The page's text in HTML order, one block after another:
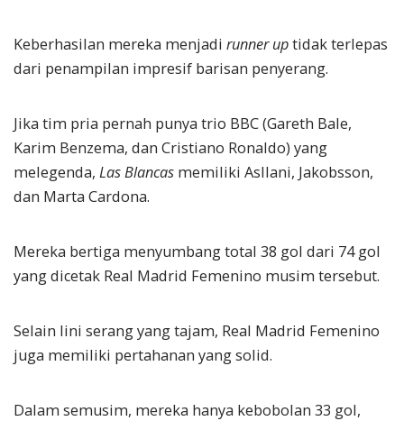
Keberhasilan mereka menjadi runner uptidak terlepas
dari penampilan impresif barisan penyerang.
Jika tim pria pernah punya trio BBC (Gareth Bale,
Karim Benzema, dan Cristiano Ronaldo) yang
melegenda, Las Blancas memiliki Asllani, Jakobsson,
dan Marta Cardona.
Mereka bertiga menyumbang total 38 gol dari 74 gol
yang dicetak Real Madrid Femenino musim tersebut.
Selain lini serang yang tajam, Real Madrid Femenino
juga memiliki pertahanan yang solid.
Dalam semusim, mereka hanya kebobolan 33 gol,